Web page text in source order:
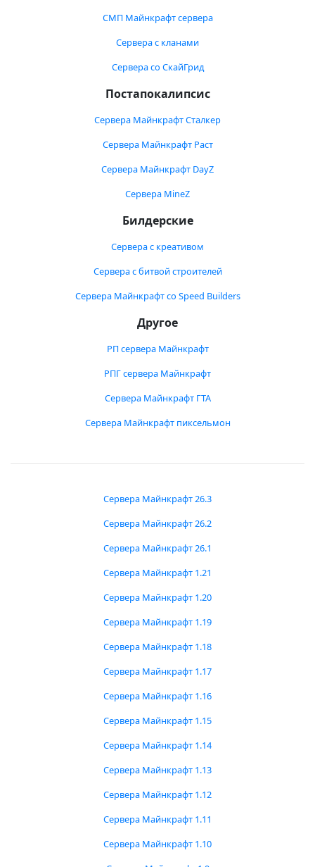
СМП Майнкрафт сервера
Сервера с кланами
Сервера со СкайГрид
Постапокалипсис
Сервера Майнкрафт Сталкер
Сервера Майнкрафт Раст
Сервера Майнкрафт DayZ
Сервера MineZ
Билдерские
Сервера с креативом
Сервера с битвой строителей
Сервера Майнкрафт со Speed Builders
Другое
РП сервера Майнкрафт
РПГ сервера Майнкрафт
Сервера Майнкрафт ГТА
Сервера Майнкрафт пиксельмон
Сервера Майнкрафт 26.3
Сервера Майнкрафт 26.2
Сервера Майнкрафт 26.1
Сервера Майнкрафт 1.21
Сервера Майнкрафт 1.20
Сервера Майнкрафт 1.19
Сервера Майнкрафт 1.18
Сервера Майнкрафт 1.17
Сервера Майнкрафт 1.16
Сервера Майнкрафт 1.15
Сервера Майнкрафт 1.14
Сервера Майнкрафт 1.13
Сервера Майнкрафт 1.12
Сервера Майнкрафт 1.11
Сервера Майнкрафт 1.10